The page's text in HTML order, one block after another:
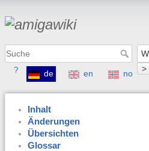
>
? de en no
Inhalt
Änderungen
Übersichten
Glossar